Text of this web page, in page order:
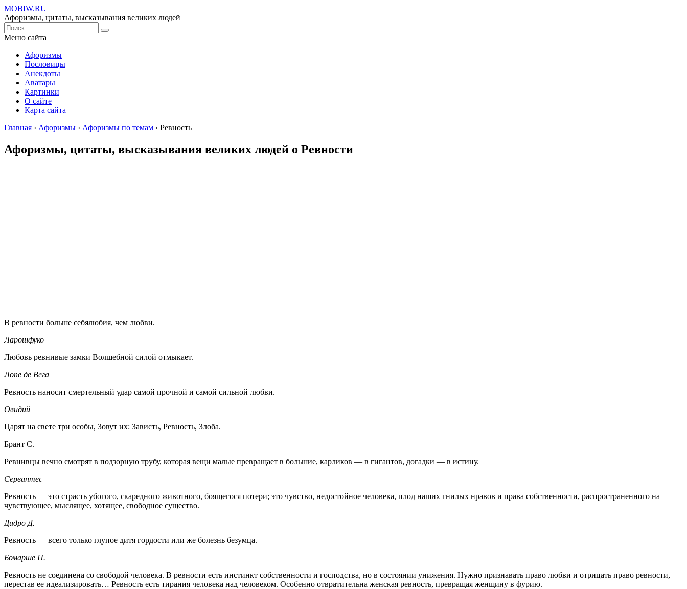
MOBIW.RU
Афоризмы, цитаты, высказывания великих людей
Меню сайта
Афоризмы
Пословицы
Анекдоты
Аватары
Картинки
О сайте
Карта сайта
Главная › Афоризмы › Афоризмы по темам › Ревность
Афоризмы, цитаты, высказывания великих людей о Ревности
В ревности больше себялюбия, чем любви.
Ларошфуко
Любовь ревнивые замки Волшебной силой отмыкает.
Лопе де Вега
Ревность наносит смертельный удар самой прочной и самой сильной любви.
Овидий
Царят на свете три особы, Зовут их: Зависть, Ревность, Злоба.
Брант С.
Ревнивцы вечно смотрят в подзорную трубу, которая вещи малые превращает в большие, карликов — в гигантов, догадки — в истину.
Сервантес
Ревность — это страсть убогого, скаредного животного, боящегося потери; это чувство, недостойное человека, плод наших гнилых нравов и права собственности, распространенного на
чувствующее, мыслящее, хотящее, свободное существо.
Дидро Д.
Ревность — всего только глупое дитя гордости или же болезнь безумца.
Бомарше П.
Ревность не соединена со свободой человека. В ревности есть инстинкт собственности и господства, но в состоянии унижения. Нужно признавать право любви и отрицать право ревности,
перестав ее идеализировать… Ревность есть тирания человека над человеком. Особенно отвратительна женская ревность, превращая женщину в фурию.